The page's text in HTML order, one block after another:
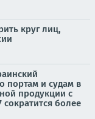
круг лиц,
портам и судам в
продукции с
более